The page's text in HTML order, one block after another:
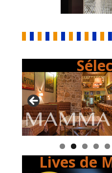
Lives de